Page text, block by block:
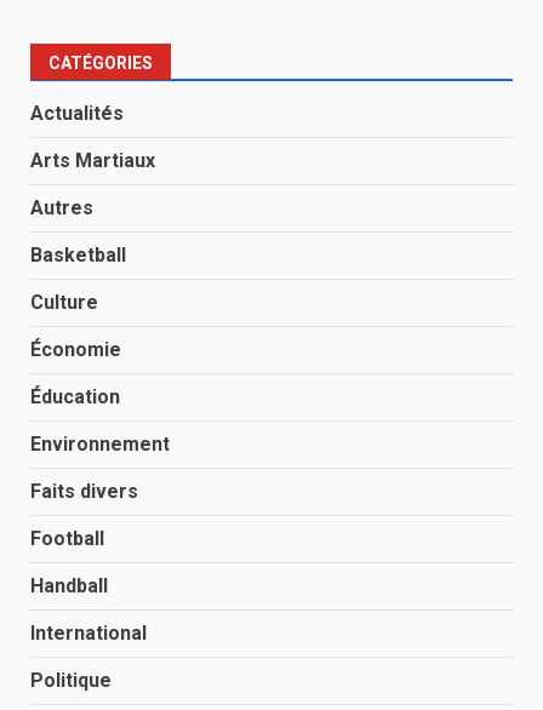
CATÉGORIES
Actualités
Arts Martiaux
Autres
Basketball
Culture
Économie
Éducation
Environnement
Faits divers
Football
Handball
International
Politique